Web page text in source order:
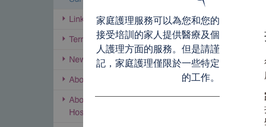
家庭護理服務可以為您和您的
接受培訓的家人提供醫療及個
人護理方面的服務。但是請謹
記，家庭護理僅限於一些特定
的工作。